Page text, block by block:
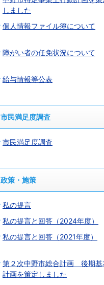
しました
個人情報ファイル簿について
障がい者の任免状況について
給与情報等公表
市民満足度調査
市民満足度調査
政策・施策
私の提言
私の提言と回答（2024年度）
私の提言と回答（2021年度）
第２次中野市総合計画 後期基
計画を策定しました